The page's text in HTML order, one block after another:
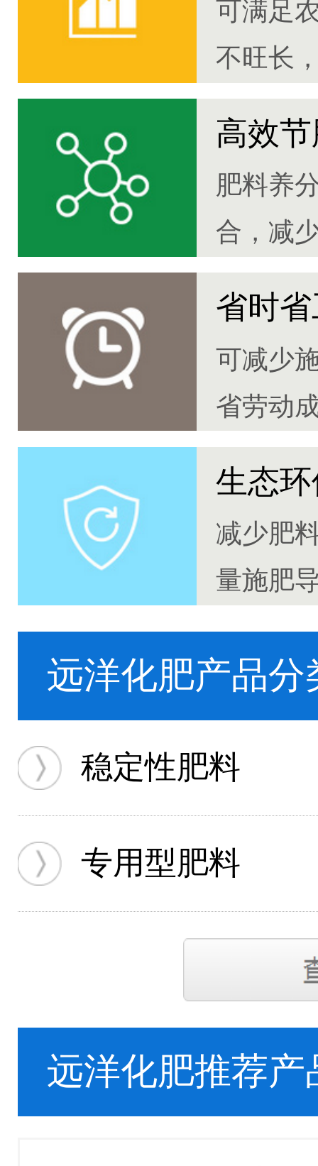
可满足
不旺长
高效
肥料养
合，减
30%
省时
可减少
省劳动
生态
减少肥
量施肥
远洋化肥产品分
稳定性肥料
专用型肥料
远洋化肥推荐产